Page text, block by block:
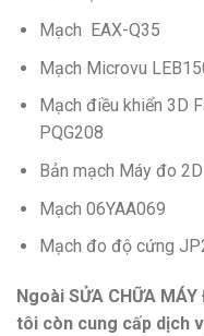
Mạch EAX-Q35
Mạch Microvu
Mạch điều khiển 3D
PQG208
Bản mạch Máy đo
Mạch 06YAA069
Mạch đo độ cứng
Ngoài SỬA CHỮA MÁY
tôi còn cung cấp dịch